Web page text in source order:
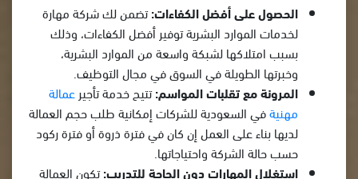
الحصول على أفضل الكفاءات:تضمن لك شركة مهارة
لخدمات الموارد البشرية توفير أفضل الكفاءات، وذلك
بسبب امتلاكها لشبكة واسعة من الموارد البشرية،
وخبرتها الطويلة في السوق في مجال التوظيف.
المرونة مع تقلبات المواسم:تتيح خدمة تأجيرعمالة
مهنيةفي السعودية للشركات إمكانية طلب حجم العمالة
لديها بناء على العمل إن كان في فترة ذروة أو فترة ركود
حسب حالة الشركة واحتياجاتها.
استغلال المهارات دون الحاجة للتدريب:تكون العمالة